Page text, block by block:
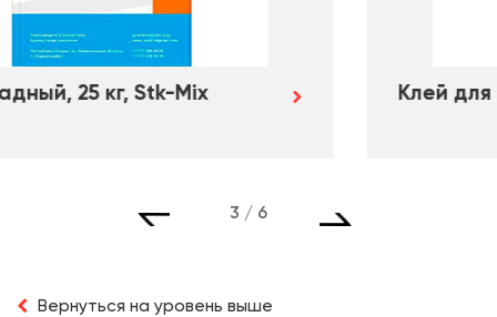
Клей для кафеля, 25 кг, Stk-Mix
3 / 6
Вернуться на уровень выше